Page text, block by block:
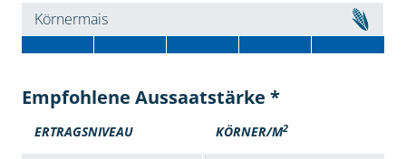
Körnermais
Empfohlene Aussaatstärke *
ERTRAGSNIVEAU KÖRNER/M2